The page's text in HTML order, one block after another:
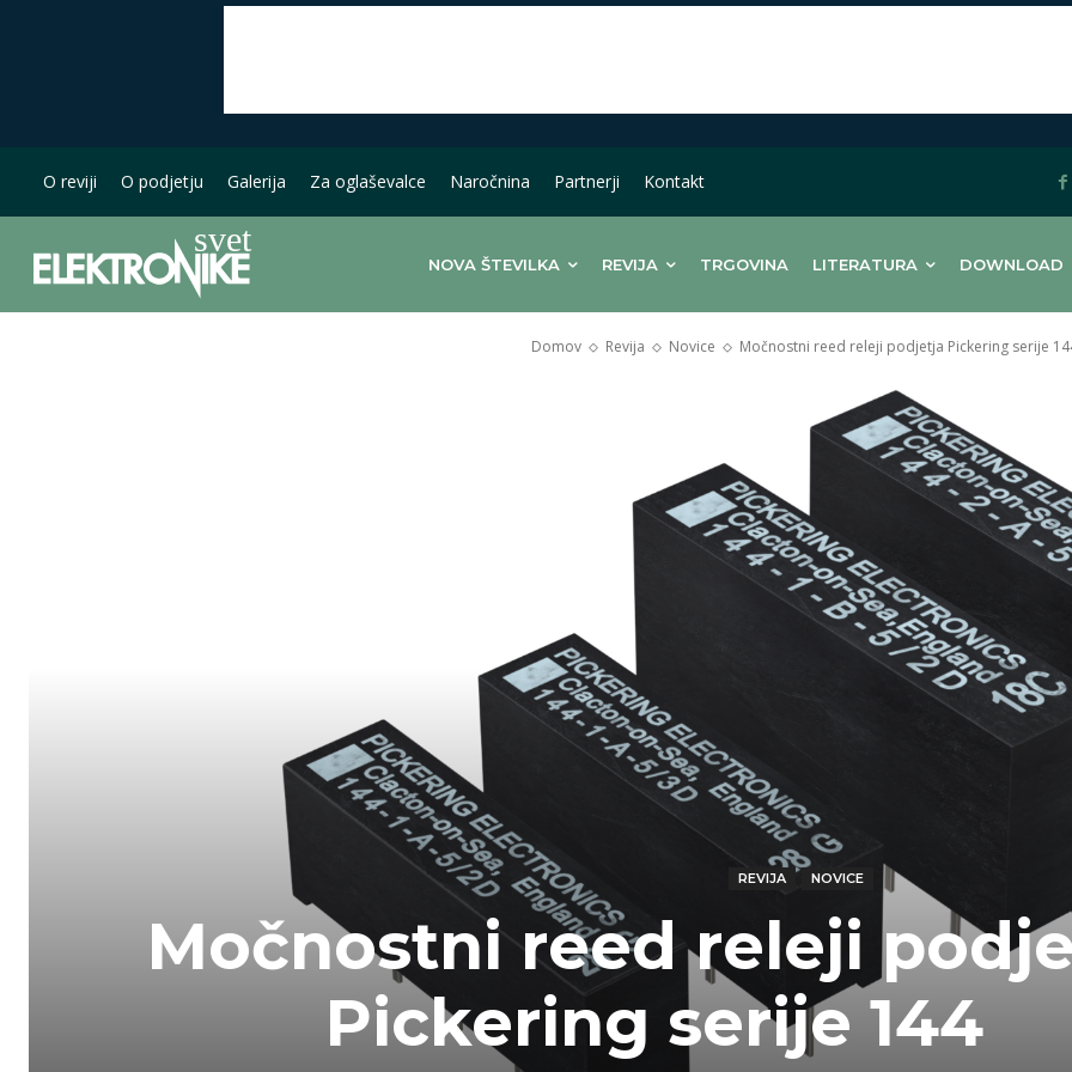
O reviji O podjetju Galerija Za oglaševalce Naročnina Partnerji Kontakt
NOVA ŠTEVILKA REVIJA TRGOVINA LITERATURA DOWNLOAD
Domov Revija Novice Močnostni reed releji podjetja Pickering serije
REVIJA NOVICE
Močnostni reed releji
Pickering serije 144